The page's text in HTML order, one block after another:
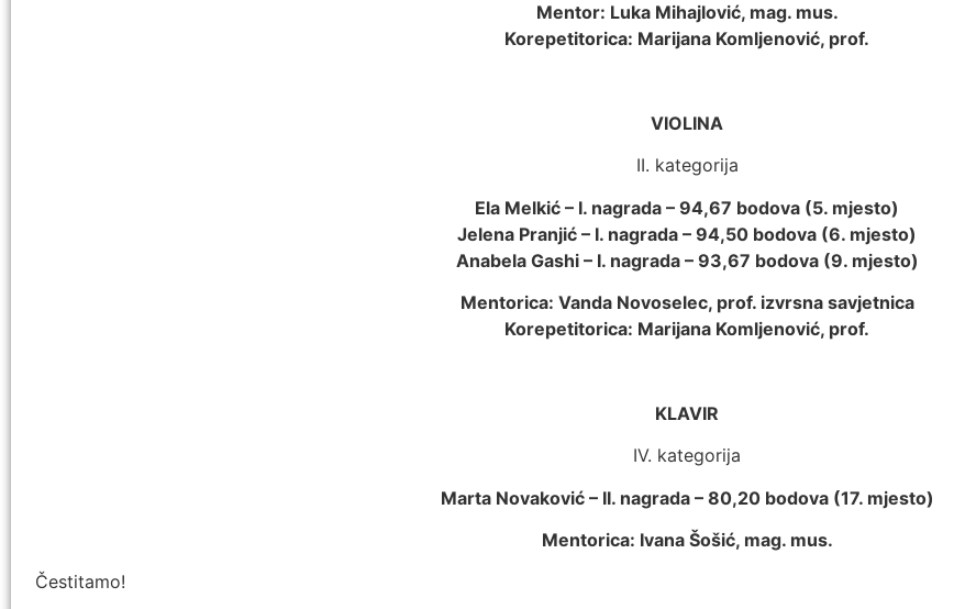
Mentor: Luka Mihajlović, mag. mus.
Korepetitorica: Marijana Komljenović, prof.
VIOLINA
II. kategorija
Ela Melkić – I. nagrada – 94,67 bodova (5. mjesto)
Jelena Pranjić – I. nagrada – 94,50 bodova (6. mjesto)
Anabela Gashi – I. nagrada – 93,67 bodova (9. mjesto)
Mentorica: Vanda Novoselec, prof. izvrsna savjetnica
Korepetitorica: Marijana Komljenović, prof.
KLAVIR
IV. kategorija
Marta Novaković – II. nagrada – 80,20 bodova (17. mjesto)
Mentorica: Ivana Šošić, mag. mus.
Čestitamo!